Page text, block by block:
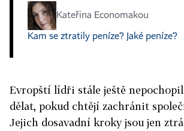
Kateřina Economakou
Kam se ztratily peníze? Jaké peníze?
Evropští lídři stále ještě
dělat, pokud chtějí zachránit
Jejich dosavadní kroky jsou jen